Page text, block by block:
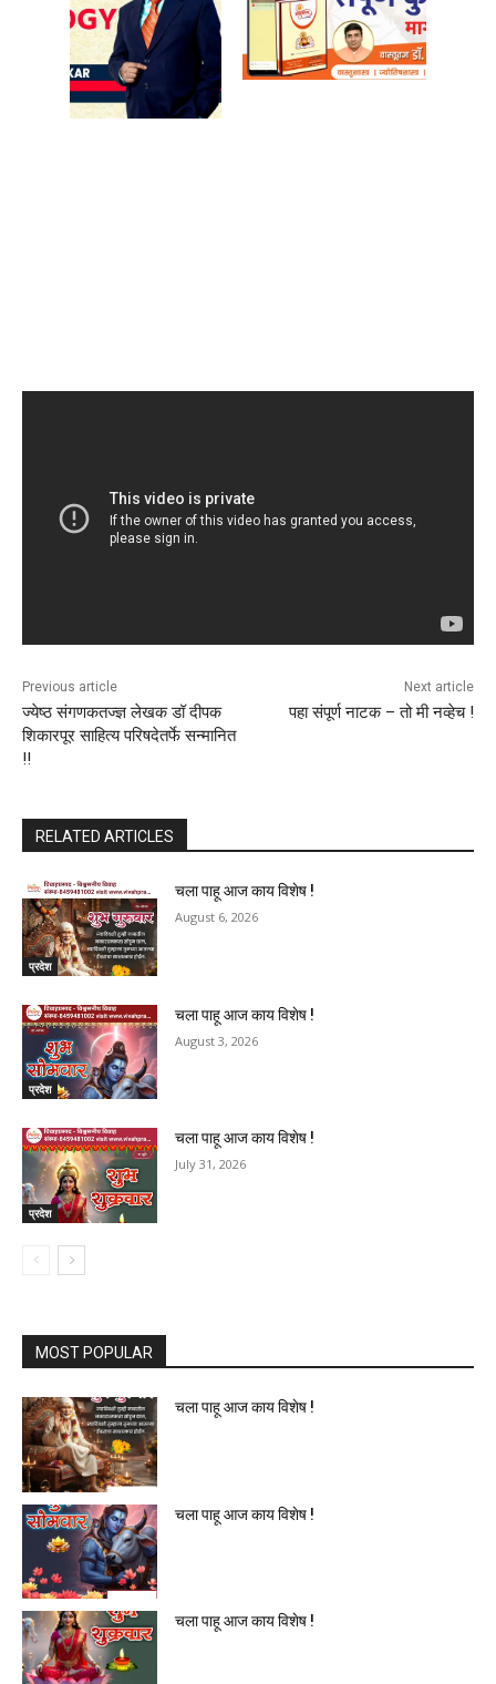
Previous article
ज्येष्ठ संगणकतज्ज्ञ लेखक डॉ दीपक
शिकारपूर साहित्य परिषदेतर्फे सन्मानित
!!
Next article
पहा संपूर्ण नाटक – तो मी नव्हेच !
RELATED ARTICLES
प्रदेश
चला पाहू आज काय विशेष !
August 6, 2026
प्रदेश
चला पाहू आज काय विशेष !
August 3, 2026
प्रदेश
चला पाहू आज काय विशेष !
July 31, 2026
MOST POPULAR
चला पाहू आज काय विशेष !
चला पाहू आज काय विशेष !
चला पाहू आज काय विशेष !